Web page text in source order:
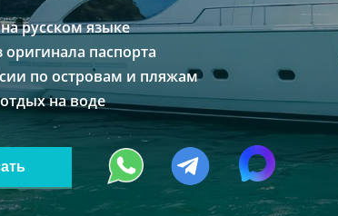
русском языке
паспорта
по островам и пляжам
на воде